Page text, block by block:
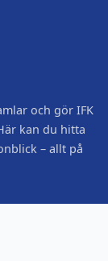
och gör IFK
kan du hitta
– allt på